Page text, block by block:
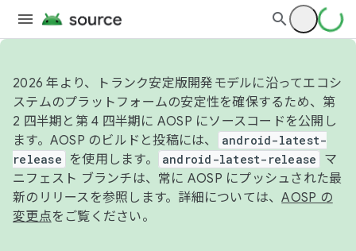
2026 年より、トランク安定版開発モデルに沿ってエコシ
ステムのプラットフォームの安定性を確保するため、第
2 四半期と第 4 四半期に AOSP にソースコードを公開し
ます。AOSP のビルドと投稿には、
android-latest-
release
を使用します。 android-latest-release
マ
ニフェスト ブランチは、常に AOSP にプッシュされた最
新のリリースを参照します。詳細については、AOSP の
変更点をご覧ください。